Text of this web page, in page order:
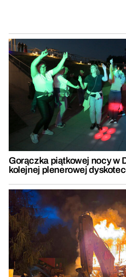
Gorączka piątkowej nocy w
kolejnej plenerowej